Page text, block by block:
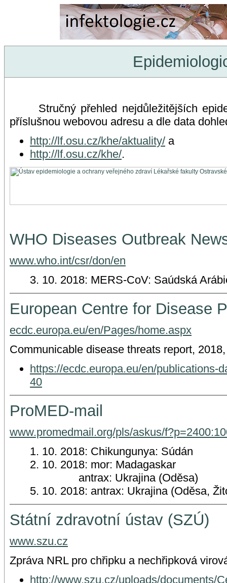
Stručný přehled nejdůležitějších
příslušnou webovou adresu a dle data
http://lf.osu.cz/khe/aktuality/ a
http://lf.osu.cz/khe/.
WHO Diseases Outbreak
www.who.int/csr/don/en
3. 10. 2018: MERS-CoV: Saúdská
European Centre for Disease
ecdc.europa.eu/en/Pages/home.aspx
Communicable disease threats report,
https://ecdc.europa.eu/en/publications-
40
ProMED-mail
www.promedmail.org/pls/askus/
1. 10. 2018: Chikungunya: Súdán
2. 10. 2018: mor: Madagaskar
antrax: Ukrajina (Oděsa)
5. 10. 2018: antrax: Ukrajina (Oděsa,
Státní zdravotní ústav (SZÚ)
www.szu.cz
Zpráva NRL pro chřipku a nechřipková
http://www.szu.cz/uploads/documents/